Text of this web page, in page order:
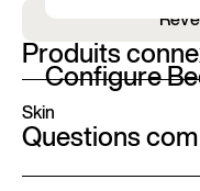
Configure
Produits
Skin
Questions